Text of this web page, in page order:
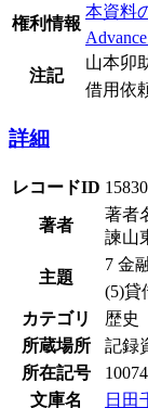
権利情報
本資料
注記
山本卯
借用依
詳細
レコードID
著者
著者
諫山
主題
7 金
(5)貸
カテゴリ
歴史
所蔵場所
記録
所在記号
10074
文庫名
日田